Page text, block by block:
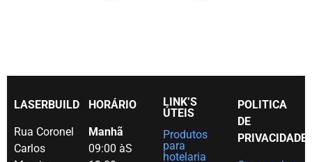
LASERBUILD
Rua Coronel
Carlos
HORÁRIO
Manhã
09:00 àS
LINK’S
ÚTEIS
Produtos
para
hotelaria
POLITICA
DE
PRIVACIDADE